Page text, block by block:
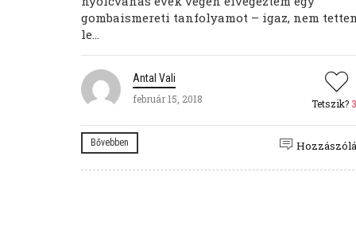
gombaismereti tanfolyamot – igaz, nem
le...
Antal Vali
február 15, 2018
Tetszik?
Bővebben